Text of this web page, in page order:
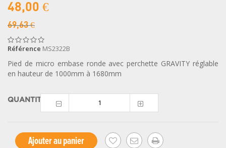
48,00 €
69,63 €
Référence MS2322B
Pied de micro embase ronde avec perchette GRAVITY réglable
en hauteur de 1000mm à 1680mm
QUANTITÉ
Ajouter au panier